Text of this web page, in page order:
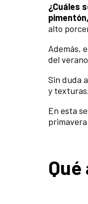
¿Cuáles
alto
Además,
del
Sin duda
y
En esta